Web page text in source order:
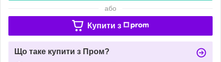
або
Купити з
Що таке купити з Пром?